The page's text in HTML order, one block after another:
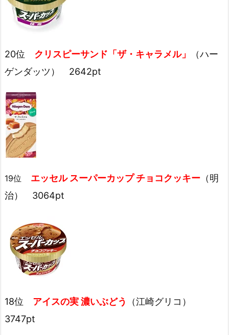
20位 クリスピーサンド「ザ・キャラメル」
（ハー
ゲンダッツ） 2642pt
19位 エッセル スーパーカップ チョコクッキー （明
治） 3064pt
18位 アイスの実 濃いぶどう
（江崎グリコ）
3747pt